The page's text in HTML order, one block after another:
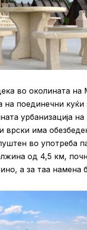
во околината
на поединечни
урбанизација
врски има
во
од 4,5 км,
а за таа